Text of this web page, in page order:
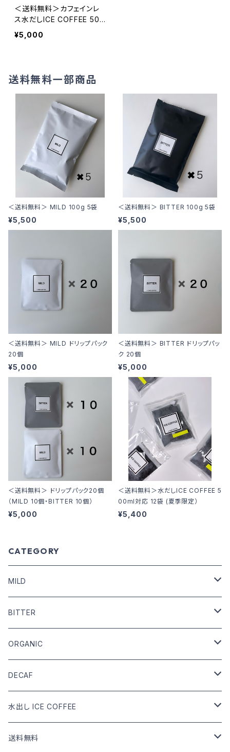
＜送料無料＞カフェインレ
ス水だしICE COFFEE 500
ml対応 10袋 (夏季限定）
¥5,000
送料無料一部商品
＜送料無料＞ MILD 100g 5袋
¥5,500
＜送料無料＞ BITTER 100g 5袋
¥5,500
＜送料無料＞ MILD ドリップパック
20個
¥5,000
＜送料無料＞ BITTER ドリップパッ
ク 20個
¥5,000
＜送料無料＞ ドリップパック20個
（MILD 10個・BITTER 10個）
¥5,000
＜送料無料＞水だしICE COFFEE 5
00ml対応 12袋 (夏季限定）
¥5,400
CATEGORY
MILD
COFFEE BEANS
DRIP COFFEE
DRIP COFFEE mix
BITTER
COFFEE BEANS
DRIP COFFEE
DRIP COFFEE mix
ORGANIC
COFFEE BEANS
DRIP COFFEE
DRIP COFFEE mix
DECAF
COFFEE BEANS
DRIP COFFEE
水出し ICE COFFEE
カフェインあり
送料無料